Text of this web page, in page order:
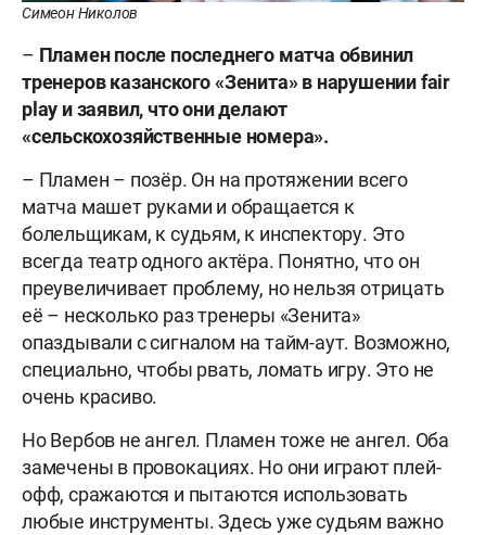
Симеон Николов
– Пламен после последнего матча обвинил
тренеров казанского «Зенита» в нарушении fair
play и заявил, что они делают
«сельскохозяйственные номера».
– Пламен – позёр. Он на протяжении всего
матча машет руками и обращается к
болельщикам, к судьям, к инспектору. Это
всегда театр одного актёра. Понятно, что он
преувеличивает проблему, но нельзя отрицать
её – несколько раз тренеры «Зенита»
опаздывали с сигналом на тайм-аут. Возможно,
специально, чтобы рвать, ломать игру. Это не
очень красиво.
Но Вербов не ангел. Пламен тоже не ангел. Оба
замечены в провокациях. Но они играют плей-
офф, сражаются и пытаются использовать
любые инструменты. Здесь уже судьям важно